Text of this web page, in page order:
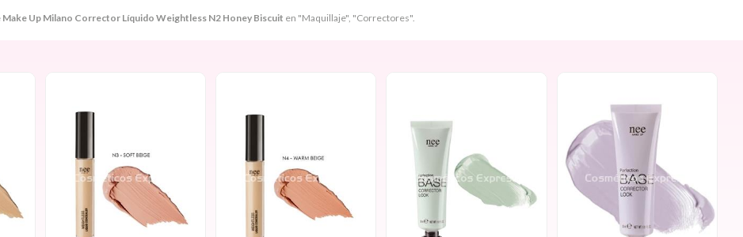
Make Up Milano Corrector Líquido Weightless N2 Honey Biscuit en "Maquillaje", "Correctores".